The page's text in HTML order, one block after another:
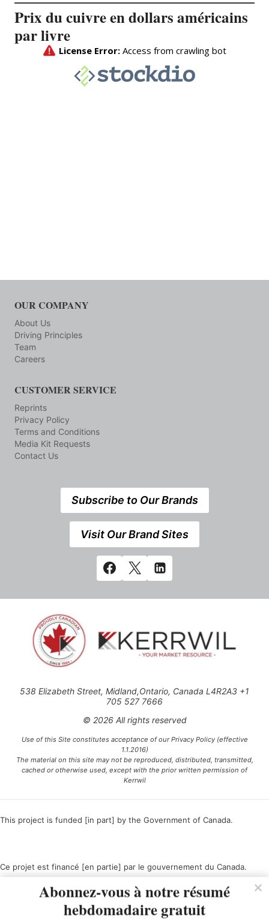
Prix du cuivre en dollars américains
par livre
OUR COMPANY
About Us
Driving Principles
Team
Careers
CUSTOMER SERVICE
Reprints
Privacy Policy
Terms and Conditions
Media Kit Requests
Contact Us
Subscribe to Our Brands
Visit Our Brand Sites
538 Elizabeth Street, Midland,Ontario, Canada L4R2A3 +1
705 527 7666
© 2026 All rights reserved
Use of this Site constitutes acceptance of our Privacy Policy (effective
1.1.2016)
The material on this site may not be reproduced, distributed, transmitted,
cached or otherwise used, except with the prior written permission of
Kerrwil
This project is funded [in part] by the Government of Canada.
Ce projet est financé [en partie] par le gouvernement du Canada.
Abonnez-vous à notre résumé
hebdomadaire gratuit